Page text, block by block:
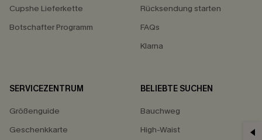
Cupshe Lieferkette
Botschafter Programm
Rücksendung starten
FAQs
Klarna
SERVICEZENTRUM
Größenguide
Geschenkkarte
BELIEBTE SUCHEN
Bauchweg
High-Waist